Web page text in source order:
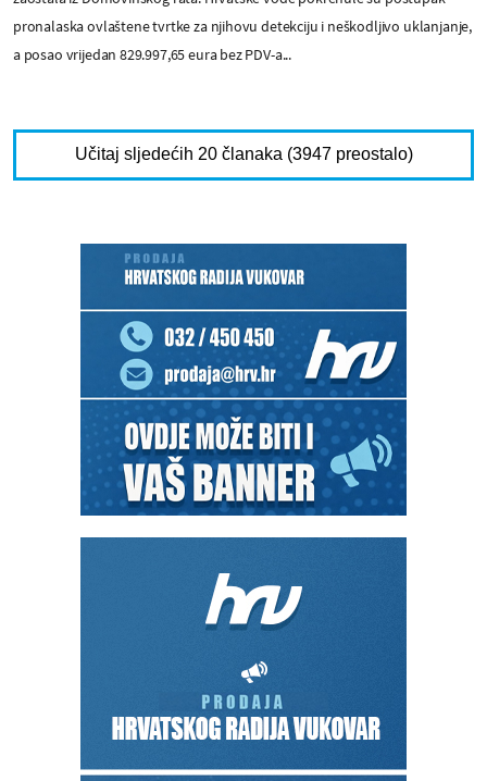
pronalaska ovlaštene tvrtke za njihovu detekciju i neškodljivo uklanjanje,
a posao vrijedan 829.997,65 eura bez PDV-a...
Učitaj sljedećih 20 članaka (3947 preostalo)